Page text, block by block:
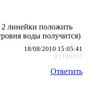
линейки положить
воды получится)
18/08/2010 15:05:41
#1196207
Ответить